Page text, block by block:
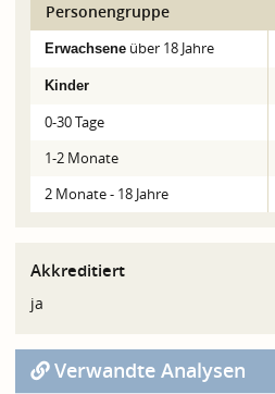
Personengruppe
Erwachseneüber 18 Jahre
Kinder
0-30 Tage
1-2 Monate
2 Monate - 18 Jahre
Akkreditiert
ja
Verwandte Analysen